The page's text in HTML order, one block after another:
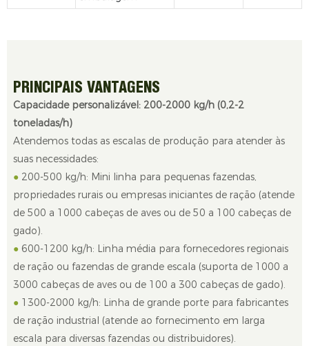
PRINCIPAIS VANTAGENS
Capacidade personalizável: 200-2000 kg/h (0,2-2
toneladas/h)
Atendemos todas as escalas de produção para atender às
suas necessidades:
● 200-500 kg/h: Mini linha para pequenas fazendas,
propriedades rurais ou empresas iniciantes de ração (atende
de 500 a 1000 cabeças de aves ou de 50 a 100 cabeças de
gado).
● 600-1200 kg/h: Linha média para fornecedores regionais
de ração ou fazendas de grande escala (suporta de 1000 a
3000 cabeças de aves ou de 100 a 300 cabeças de gado).
● 1300-2000 kg/h: Linha de grande porte para fabricantes
de ração industrial (atende ao fornecimento em larga
escala para diversas fazendas ou distribuidores).